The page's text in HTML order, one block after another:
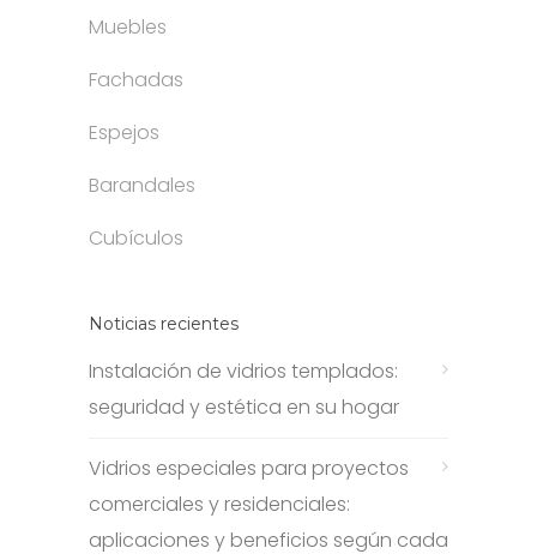
Muebles
Fachadas
Espejos
Barandales
Cubículos
Noticias recientes
Instalación de vidrios templados:
seguridad y estética en su hogar
Vidrios especiales para proyectos
comerciales y residenciales:
aplicaciones y beneficios según cada